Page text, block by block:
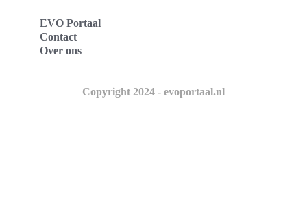
EVO Portaal
Contact
Over ons
Copyright 2024 - evoportaal.nl